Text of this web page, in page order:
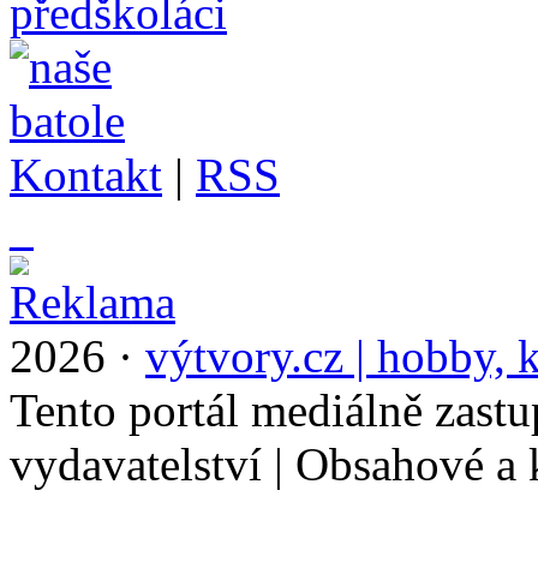
Kontakt | RSS
2026 · výtvory.cz | hobby,
Tento portál mediálně
vydavatelství | Obsahové